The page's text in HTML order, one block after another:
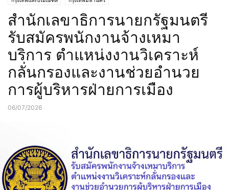
สำนักเลขาธิการนายกรัฐมนตรี
รับสมัครพนักงานจ้างเหมา
บริการ ตำแหน่งงานวิเคราะห์
กลั่นกรองและงานช่วยอำนวย
การผู้บริหารฝ่ายการเมือง
06/07/2026